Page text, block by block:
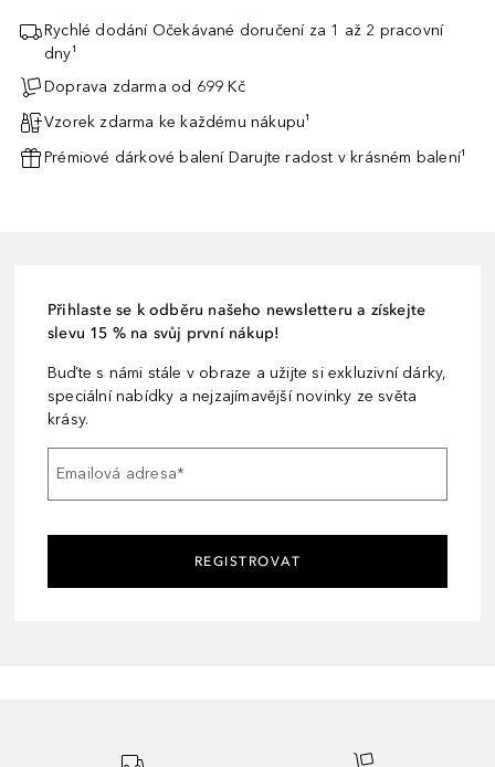
Rychlé dodání Očekávané doručení za 1 až 2 pracovní
dny¹
Doprava zdarma od 699 Kč
Vzorek zdarma ke každému nákupu¹
Prémiové dárkové balení Darujte radost v krásném balení¹
Přihlaste se k odběru našeho newsletteru a získejte
slevu 15 % na svůj první nákup!
Buďte s námi stále v obraze a užijte si exkluzivní dárky,
speciální nabídky a nejzajímavější novinky ze světa
krásy.
Emailová adresa*
REGISTROVAT